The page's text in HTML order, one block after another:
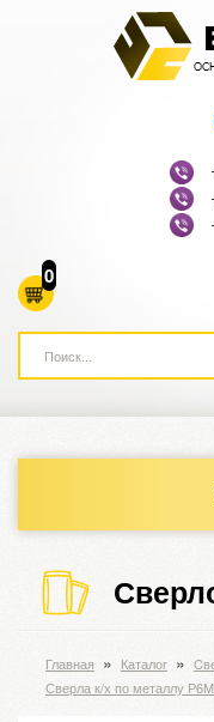
0
Главная » Каталог »
Сверла к/х по металлу